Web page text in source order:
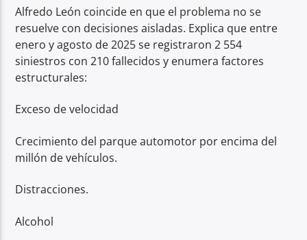
Alfredo León coincide en que el problema no se
resuelve con decisiones aisladas. Explica que entre
enero y agosto de 2025 se registraron 2 554
siniestros con 210 fallecidos y enumera factores
estructurales:
Exceso de velocidad
Crecimiento del parque automotor por encima del
millón de vehículos.
Distracciones.
Alcohol